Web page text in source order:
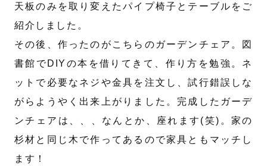
天板のみを取り変えたパイプ椅子とテーブルをご
紹介しました。
その後、作ったのがこちらのガーデンチェア。図
書館でDIYの本を借りてきて、作り方を勉強。ネ
ットで必要なネジや金具を注文し、試行錯誤しな
がらようやく出来上がりました。完成したガーデ
ンチェアは、、、なんとか、座れます(笑)。家の
杉材と同じ木で作ってあるので家具ともマッチし
ます！